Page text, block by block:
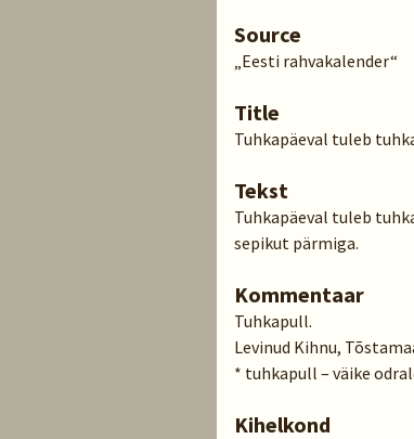
Source
„Eesti rahvakalender“
Title
Tuhkapäeval tuleb
Tekst
Tuhkapäeval tuleb
sepikut pärmiga.
Kommentaar
Tuhkapull.
Levinud Kihnu,
* tuhkapull – väike
Kihelkond